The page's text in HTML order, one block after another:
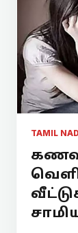
TAMIL